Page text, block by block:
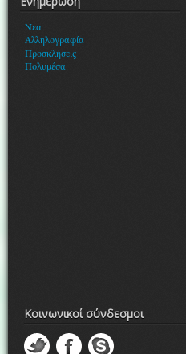
Νεα
Αλληλογραφία
Προσκλήσεις
Πολυμέσα
Κοινωνικοί σύνδεσμοι